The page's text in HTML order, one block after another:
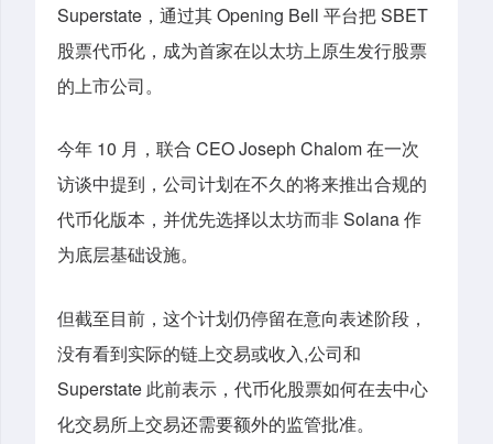
Superstate，通过其 Opening Bell 平台把 SBET
股票代币化，成为首家在以太坊上原生发行股票
的上市公司。
今年 10 月，联合 CEO Joseph Chalom 在一次
访谈中提到，公司计划在不久的将来推出合规的
代币化版本，并优先选择以太坊而非 Solana 作
为底层基础设施。
但截至目前，这个计划仍停留在意向表述阶段，
没有看到实际的链上交易或收入,公司和
Superstate 此前表示，代币化股票如何在去中心
化交易所上交易还需要额外的监管批准。